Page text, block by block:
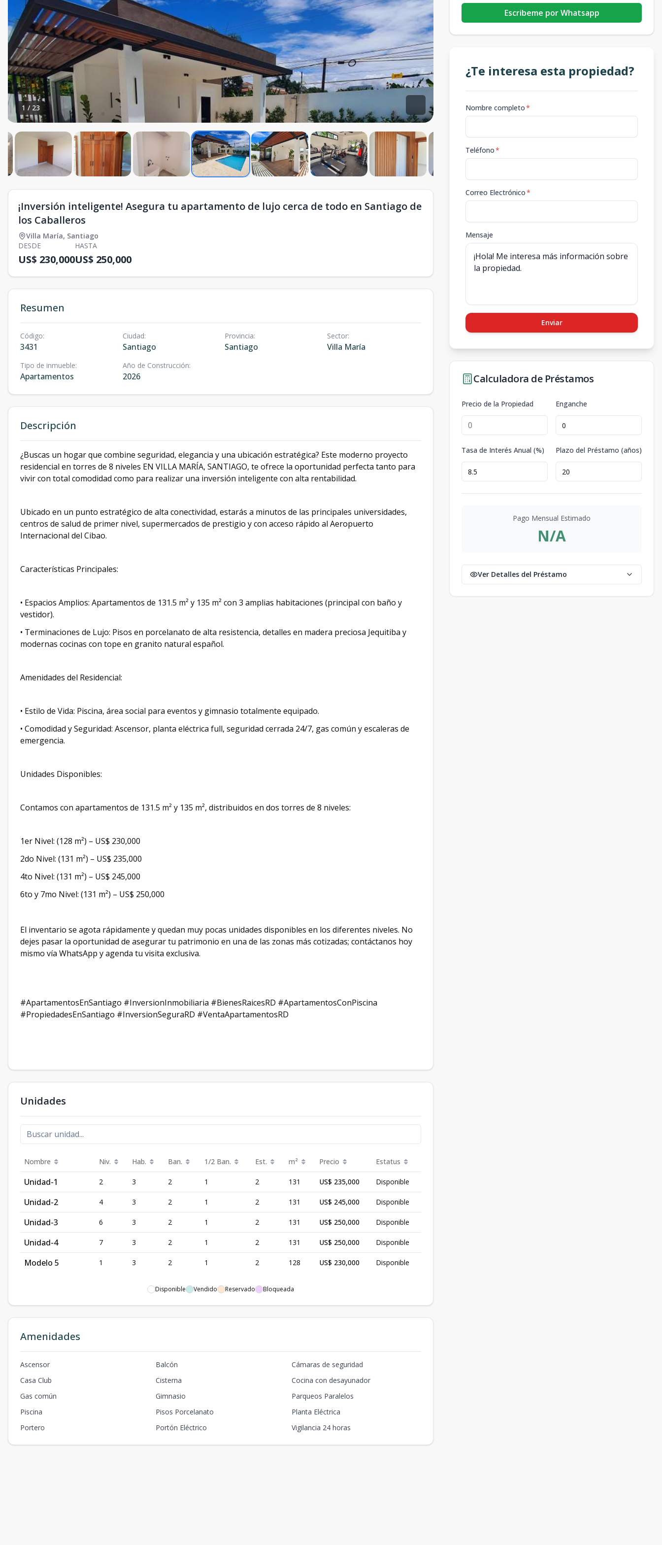
1 / 23
¡Inversión inteligente! Asegura tu apartamento de lujo cerca de todo en Santiago de
los Caballeros
Villa María, Santiago
DESDE
US$ 230,000
HASTA
US$ 250,000
Resumen
Código:
3431
Ciudad:
Santiago
Provincia:
Santiago
Sector:
Villa María
Tipo de inmueble:
Apartamentos
Año de Construcción:
2026
Descripción
¿Buscas un hogar que combine seguridad, elegancia y una ubicación estratégica? Este moderno proyecto
residencial en torres de 8 niveles EN VILLA MARÍA, SANTIAGO, te ofrece la oportunidad perfecta tanto para
vivir con total comodidad como para realizar una inversión inteligente con alta rentabilidad.
​Ubicado en un punto estratégico de alta conectividad, estarás a minutos de las principales universidades,
centros de salud de primer nivel, supermercados de prestigio y con acceso rápido al Aeropuerto
Internacional del Cibao.
​Características Principales:
• ​Espacios Amplios: Apartamentos de 131.5 m² y 135 m² con 3 amplias habitaciones (principal con baño y
vestidor).
• ​Terminaciones de Lujo: Pisos en porcelanato de alta resistencia, detalles en madera preciosa Jequitiba y
modernas cocinas con tope en granito natural español.
​Amenidades del Residencial:
• ​Estilo de Vida: Piscina, área social para eventos y gimnasio totalmente equipado.
• ​Comodidad y Seguridad: Ascensor, planta eléctrica full, seguridad cerrada 24/7, gas común y escaleras de
emergencia.
Unidades Disponibles:
​Contamos con apartamentos de 131.5 m² y 135 m², distribuidos en dos torres de 8 niveles:
​1er Nivel: (128 m²) – US$ 230,000
​2do Nivel: (131 m²) – US$ 235,000
​4to Nivel: (131 m²) – US$ 245,000
​6to y 7mo Nivel: (131 m²) – US$ 250,000
El inventario se agota rápidamente y quedan muy pocas unidades disponibles en los diferentes niveles. No
dejes pasar la oportunidad de asegurar tu patrimonio en una de las zonas más cotizadas; contáctanos hoy
mismo vía WhatsApp y agenda tu visita exclusiva.
​#ApartamentosEnSantiago #InversionInmobiliaria #BienesRaicesRD #ApartamentosConPiscina
#PropiedadesEnSantiago #InversionSeguraRD #VentaApartamentosRD
Unidades
Nombre Niv. Hab. Ban. 1/2 Ban. Est. m² Precio Estatus
Unidad-1 2 3 2 1 2 131 US$ 235,000 Disponible
Unidad-2 4 3 2 1 2 131 US$ 245,000 Disponible
Unidad-3 6 3 2 1 2 131 US$ 250,000 Disponible
Unidad-4 7 3 2 1 2 131 US$ 250,000 Disponible
Modelo 5 1 3 2 1 2 128 US$ 230,000 Disponible
Disponible Vendido Reservado Bloqueada
Amenidades
Ascensor Balcón
Cámaras de seguridad
Casa Club
Cisterna
Cocina con desayunador
Gas común
Gimnasio
Parqueos Paralelos
Piscina
Pisos Porcelanato
Planta Eléctrica
Portero
Portón Eléctrico Vigilancia 24 horas
Escribeme por Whatsapp
¿Te interesa esta propiedad?
Nombre completo*
Teléfono*
Correo Electrónico*
Mensaje
Enviar
Calculadora de Préstamos
Precio de la Propiedad Enganche
Tasa de Interés Anual (%) Plazo del Préstamo (años)
Pago Mensual Estimado
N/A
Ver Detalles del Préstamo